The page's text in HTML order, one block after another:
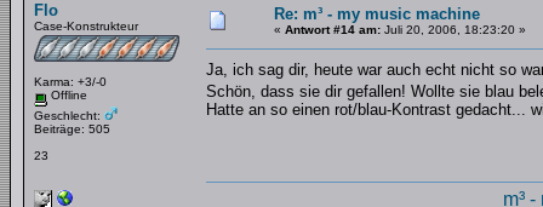
Flo
Case-Konstrukteur
Karma: +3/-0
Offline
Geschlecht:
Beiträge: 505
23
Re: m³ - my music machine
« Antwort #14 am: Juli 20, 2006, 18:23:20 »
Ja, ich sag dir, heute war auch echt nicht so
Schön, dass sie dir gefallen! Wollte sie blau
Hatte an so einen rot/blau-Kontrast gedacht...
m³